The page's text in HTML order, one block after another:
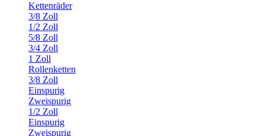
Kettenräder
3/8 Zoll
1/2 Zoll
5/8 Zoll
3/4 Zoll
1 Zoll
Rollenketten
3/8 Zoll
Einspurig
Zweispurig
1/2 Zoll
Einspurig
Zweispurig